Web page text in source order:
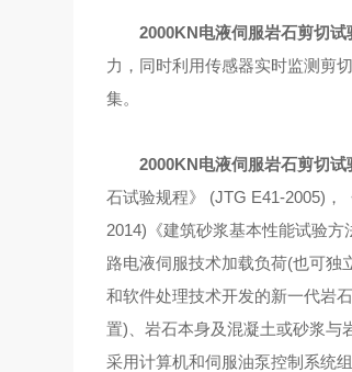
2000KN电液伺服岩石剪切试
力，同时利用传感器实时监测剪
集。
2000KN电液伺服岩石剪切试
石试验规程》 (JTG E41-2005)，
2014)《建筑砂浆基本性能试验
路电液伺服技术加载负荷(也可独
和软件处理技术开发的新一代岩
置)、岩石本身及混凝土或砂浆与
采用计算机和伺服油泵控制系统